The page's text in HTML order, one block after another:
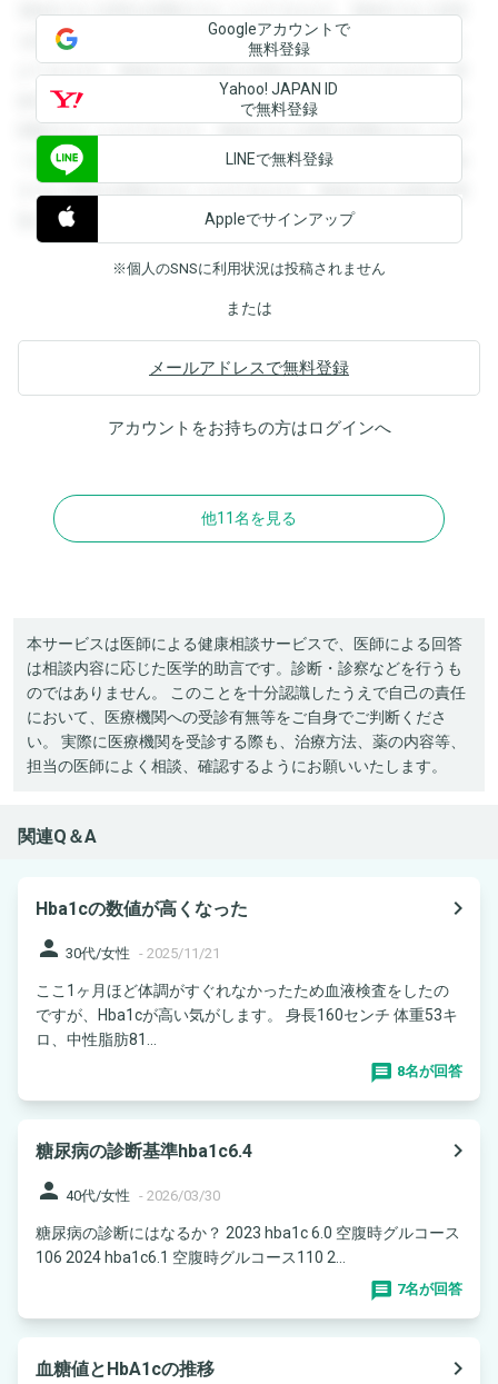
登録すると回答を閲覧することができます。登録すると回答
を閲覧することができます。登録すると回答を閲覧すること
ができます。登録すると回答を閲覧することができます。登
録すると回答を閲覧することができます。登録すると回答を
閲覧することができます。登録すると回答を閲覧することが
できます。登録すると回答を閲覧することができます。登録
すると回答を閲覧することができます。登録すると回答を閲
覧することができます。
Googleアカウントで
無料登録
Yahoo! JAPAN ID
で無料登録
LINEで無料登録
Appleでサインアップ
※個人のSNSに利用状況は投稿されません
または
メールアドレスで無料登録
アカウントをお持ちの方はログインへ
他11名を見る
本サービスは医師による健康相談サービスで、医師による回答
は相談内容に応じた医学的助言です。診断・診察などを行うも
のではありません。 このことを十分認識したうえで自己の責任
において、医療機関への受診有無等をご自身でご判断くださ
い。 実際に医療機関を受診する際も、治療方法、薬の内容等、
担当の医師によく相談、確認するようにお願いいたします。
関連Q＆A
Hba1cの数値が高くなった
navigate_next
person 30代/女性 - 2025/11/21
ここ1ヶ月ほど体調がすぐれなかったため血液検査をしたの
ですが、Hba1cが高い気がします。 身長160センチ 体重53キ
ロ、中性脂肪81...
8名が回答
糖尿病の診断基準hba1c6.4
navigate_next
person 40代/女性 - 2026/03/30
糖尿病の診断にはなるか？ 2023 hba1c 6.0 空腹時グルコース
106 2024 hba1c6.1 空腹時グルコース110 2...
7名が回答
血糖値とHbA1cの推移
navigate_next